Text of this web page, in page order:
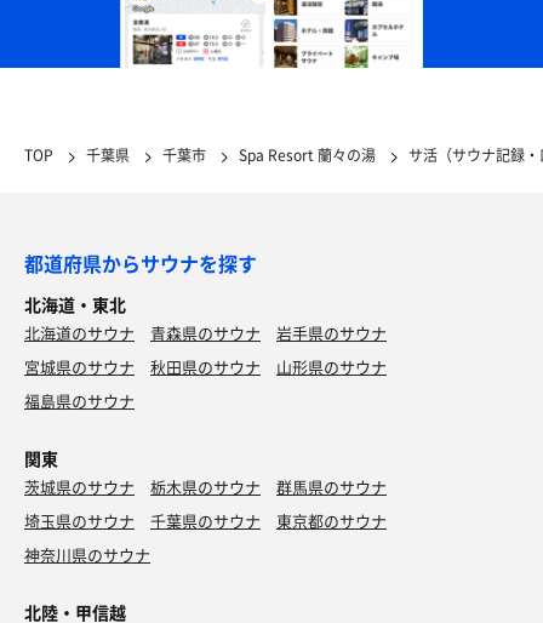
TOP 千葉県 千葉市 Spa Resort 蘭々の湯 サ活（サウナ記録
都道府県からサウナを探す
北海道・東北
北海道のサウナ 青森県のサウナ
岩手県のサウナ
宮城県のサウナ
秋田県のサウナ
山形県のサウナ
福島県のサウナ
関東
茨城県のサウナ 栃木県のサウナ
群馬県のサウナ
埼玉県のサウナ
千葉県のサウナ
東京都のサウナ
神奈川県のサウナ
北陸・甲信越